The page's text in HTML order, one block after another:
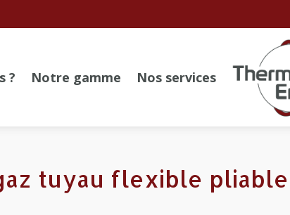
? Notre gamme Nos services
tuyau flexible pliable